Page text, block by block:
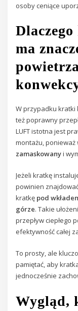
osoby ceniące
ma
W przypadku kratki
też poprawny
LUFT istotna jest
montażu,
zamaskowanyi
Jeżeli kratkę
powinien
kratkę pod
górze. Takie
przepływ ciepłego
efektywność całej
To prosty, ale
pamiętać, aby
jednocześnie
Wygląd,